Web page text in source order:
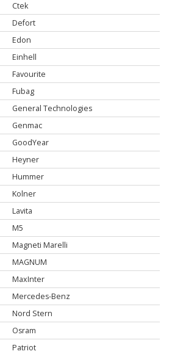
Ctek
Defort
Edon
Einhell
Favourite
Fubag
General Technologies
Genmac
GoodYear
Heyner
Hummer
Kolner
Lavita
M5
Magneti Marelli
MAGNUM
MaxInter
Mercedes-Benz
Nord Stern
Osram
Patriot